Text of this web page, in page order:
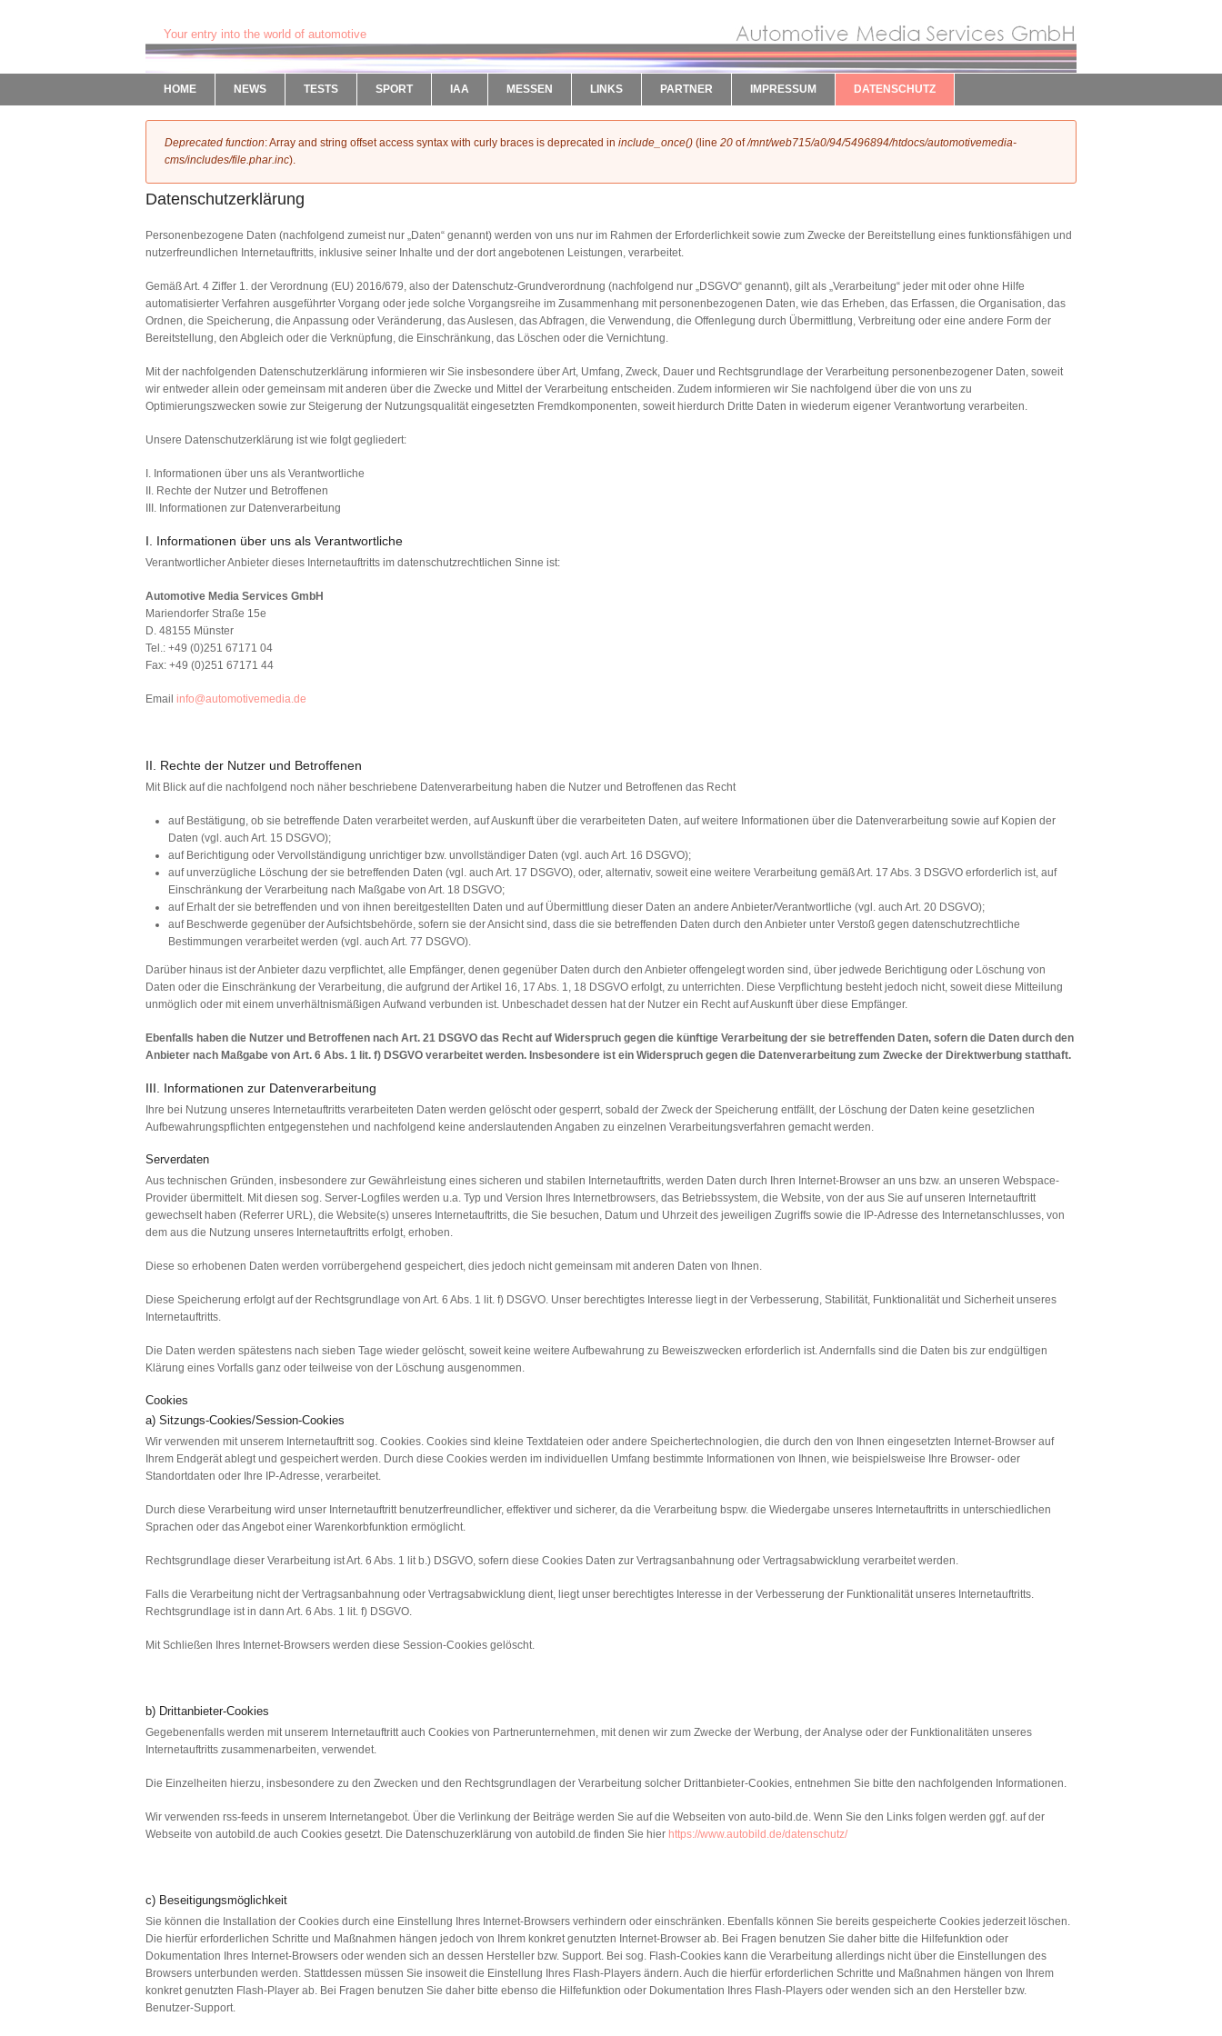
Your entry into the world of automotive
HOME NEWS TESTS SPORT IAA MESSEN LINKS PARTNER IMPRESSUM DATENSCHUTZ
Fehlermeldung
Deprecated function: Array and string offset access syntax with curly braces is deprecated in include_once() (line 20 of/mnt/web715/a0/94/5496894/htdocs/automotivemedia-
cms/includes/file.phar.inc).
Datenschutzerklärung
Personenbezogene Daten (nachfolgend zumeist nur „Daten“ genannt) werden von uns nur im Rahmen der Erforderlichkeit sowie zum Zwecke der Bereitstellung eines funktionsfähigen und
nutzerfreundlichen Internetauftritts, inklusive seiner Inhalte und der dort angebotenen Leistungen, verarbeitet.
Gemäß Art. 4 Ziffer 1. der Verordnung (EU) 2016/679, also der Datenschutz-Grundverordnung (nachfolgend nur „DSGVO“ genannt), gilt als „Verarbeitung“ jeder mit oder ohne Hilfe
automatisierter Verfahren ausgeführter Vorgang oder jede solche Vorgangsreihe im Zusammenhang mit personenbezogenen Daten, wie das Erheben, das Erfassen, die Organisation, das
Ordnen, die Speicherung, die Anpassung oder Veränderung, das Auslesen, das Abfragen, die Verwendung, die Offenlegung durch Übermittlung, Verbreitung oder eine andere Form der
Bereitstellung, den Abgleich oder die Verknüpfung, die Einschränkung, das Löschen oder die Vernichtung.
Mit der nachfolgenden Datenschutzerklärung informieren wir Sie insbesondere über Art, Umfang, Zweck, Dauer und Rechtsgrundlage der Verarbeitung personenbezogener Daten, soweit
wir entweder allein oder gemeinsam mit anderen über die Zwecke und Mittel der Verarbeitung entscheiden. Zudem informieren wir Sie nachfolgend über die von uns zu
Optimierungszwecken sowie zur Steigerung der Nutzungsqualität eingesetzten Fremdkomponenten, soweit hierdurch Dritte Daten in wiederum eigener Verantwortung verarbeiten.
Unsere Datenschutzerklärung ist wie folgt gegliedert:
I. Informationen über uns als Verantwortliche
II. Rechte der Nutzer und Betroffenen
III. Informationen zur Datenverarbeitung
I. Informationen über uns als Verantwortliche
Verantwortlicher Anbieter dieses Internetauftritts im datenschutzrechtlichen Sinne ist:
Automotive Media Services GmbH
Mariendorfer Straße 15e
D. 48155 Münster
Tel.: +49 (0)251 67171 04
Fax: +49 (0)251 67171 44
Email info@automotivemedia.de
II. Rechte der Nutzer und Betroffenen
Mit Blick auf die nachfolgend noch näher beschriebene Datenverarbeitung haben die Nutzer und Betroffenen das Recht
auf Bestätigung, ob sie betreffende Daten verarbeitet werden, auf Auskunft über die verarbeiteten Daten, auf weitere Informationen über die Datenverarbeitung sowie auf Kopien der
Daten (vgl. auch Art. 15 DSGVO);
auf Berichtigung oder Vervollständigung unrichtiger bzw. unvollständiger Daten (vgl. auch Art. 16 DSGVO);
auf unverzügliche Löschung der sie betreffenden Daten (vgl. auch Art. 17 DSGVO), oder, alternativ, soweit eine weitere Verarbeitung gemäß Art. 17 Abs. 3 DSGVO erforderlich ist, auf
Einschränkung der Verarbeitung nach Maßgabe von Art. 18 DSGVO;
auf Erhalt der sie betreffenden und von ihnen bereitgestellten Daten und auf Übermittlung dieser Daten an andere Anbieter/Verantwortliche (vgl. auch Art. 20 DSGVO);
auf Beschwerde gegenüber der Aufsichtsbehörde, sofern sie der Ansicht sind, dass die sie betreffenden Daten durch den Anbieter unter Verstoß gegen datenschutzrechtliche
Bestimmungen verarbeitet werden (vgl. auch Art. 77 DSGVO).
Darüber hinaus ist der Anbieter dazu verpflichtet, alle Empfänger, denen gegenüber Daten durch den Anbieter offengelegt worden sind, über jedwede Berichtigung oder Löschung von
Daten oder die Einschränkung der Verarbeitung, die aufgrund der Artikel 16, 17 Abs. 1, 18 DSGVO erfolgt, zu unterrichten. Diese Verpflichtung besteht jedoch nicht, soweit diese Mitteilung
unmöglich oder mit einem unverhältnismäßigen Aufwand verbunden ist. Unbeschadet dessen hat der Nutzer ein Recht auf Auskunft über diese Empfänger.
Ebenfalls haben die Nutzer und Betroffenen nach Art. 21 DSGVO das Recht auf Widerspruch gegen die künftige Verarbeitung der sie betreffenden Daten, sofern die Daten durch den
Anbieter nach Maßgabe von Art. 6 Abs. 1 lit. f) DSGVO verarbeitet werden. Insbesondere ist ein Widerspruch gegen die Datenverarbeitung zum Zwecke der Direktwerbung statthaft.
III. Informationen zur Datenverarbeitung
Ihre bei Nutzung unseres Internetauftritts verarbeiteten Daten werden gelöscht oder gesperrt, sobald der Zweck der Speicherung entfällt, der Löschung der Daten keine gesetzlichen
Aufbewahrungspflichten entgegenstehen und nachfolgend keine anderslautenden Angaben zu einzelnen Verarbeitungsverfahren gemacht werden.
Serverdaten
Aus technischen Gründen, insbesondere zur Gewährleistung eines sicheren und stabilen Internetauftritts, werden Daten durch Ihren Internet-Browser an uns bzw. an unseren Webspace-
Provider übermittelt. Mit diesen sog. Server-Logfiles werden u.a. Typ und Version Ihres Internetbrowsers, das Betriebssystem, die Website, von der aus Sie auf unseren Internetauftritt
gewechselt haben (Referrer URL), die Website(s) unseres Internetauftritts, die Sie besuchen, Datum und Uhrzeit des jeweiligen Zugriffs sowie die IP-Adresse des Internetanschlusses, von
dem aus die Nutzung unseres Internetauftritts erfolgt, erhoben.
Diese so erhobenen Daten werden vorrübergehend gespeichert, dies jedoch nicht gemeinsam mit anderen Daten von Ihnen.
Diese Speicherung erfolgt auf der Rechtsgrundlage von Art. 6 Abs. 1 lit. f) DSGVO. Unser berechtigtes Interesse liegt in der Verbesserung, Stabilität, Funktionalität und Sicherheit unseres
Internetauftritts.
Die Daten werden spätestens nach sieben Tage wieder gelöscht, soweit keine weitere Aufbewahrung zu Beweiszwecken erforderlich ist. Andernfalls sind die Daten bis zur endgültigen
Klärung eines Vorfalls ganz oder teilweise von der Löschung ausgenommen.
Cookies
a) Sitzungs-Cookies/Session-Cookies
Wir verwenden mit unserem Internetauftritt sog. Cookies. Cookies sind kleine Textdateien oder andere Speichertechnologien, die durch den von Ihnen eingesetzten Internet-Browser auf
Ihrem Endgerät ablegt und gespeichert werden. Durch diese Cookies werden im individuellen Umfang bestimmte Informationen von Ihnen, wie beispielsweise Ihre Browser- oder
Standortdaten oder Ihre IP-Adresse, verarbeitet.
Durch diese Verarbeitung wird unser Internetauftritt benutzerfreundlicher, effektiver und sicherer, da die Verarbeitung bspw. die Wiedergabe unseres Internetauftritts in unterschiedlichen
Sprachen oder das Angebot einer Warenkorbfunktion ermöglicht.
Rechtsgrundlage dieser Verarbeitung ist Art. 6 Abs. 1 lit b.) DSGVO, sofern diese Cookies Daten zur Vertragsanbahnung oder Vertragsabwicklung verarbeitet werden.
Falls die Verarbeitung nicht der Vertragsanbahnung oder Vertragsabwicklung dient, liegt unser berechtigtes Interesse in der Verbesserung der Funktionalität unseres Internetauftritts.
Rechtsgrundlage ist in dann Art. 6 Abs. 1 lit. f) DSGVO.
Mit Schließen Ihres Internet-Browsers werden diese Session-Cookies gelöscht.
b) Drittanbieter-Cookies
Gegebenenfalls werden mit unserem Internetauftritt auch Cookies von Partnerunternehmen, mit denen wir zum Zwecke der Werbung, der Analyse oder der Funktionalitäten unseres
Internetauftritts zusammenarbeiten, verwendet.
Die Einzelheiten hierzu, insbesondere zu den Zwecken und den Rechtsgrundlagen der Verarbeitung solcher Drittanbieter-Cookies, entnehmen Sie bitte den nachfolgenden Informationen.
Wir verwenden rss-feeds in unserem Internetangebot. Über die Verlinkung der Beiträge werden Sie auf die Webseiten von auto-bild.de. Wenn Sie den Links folgen werden ggf. auf der
Webseite von autobild.de auch Cookies gesetzt. Die Datenschuzerklärung von autobild.de finden Sie hier https://www.autobild.de/datenschutz/
c) Beseitigungsmöglichkeit
Sie können die Installation der Cookies durch eine Einstellung Ihres Internet-Browsers verhindern oder einschränken. Ebenfalls können Sie bereits gespeicherte Cookies jederzeit löschen.
Die hierfür erforderlichen Schritte und Maßnahmen hängen jedoch von Ihrem konkret genutzten Internet-Browser ab. Bei Fragen benutzen Sie daher bitte die Hilfefunktion oder
Dokumentation Ihres Internet-Browsers oder wenden sich an dessen Hersteller bzw. Support. Bei sog. Flash-Cookies kann die Verarbeitung allerdings nicht über die Einstellungen des
Browsers unterbunden werden. Stattdessen müssen Sie insoweit die Einstellung Ihres Flash-Players ändern. Auch die hierfür erforderlichen Schritte und Maßnahmen hängen von Ihrem
konkret genutzten Flash-Player ab. Bei Fragen benutzen Sie daher bitte ebenso die Hilfefunktion oder Dokumentation Ihres Flash-Players oder wenden sich an den Hersteller bzw.
Benutzer-Support.